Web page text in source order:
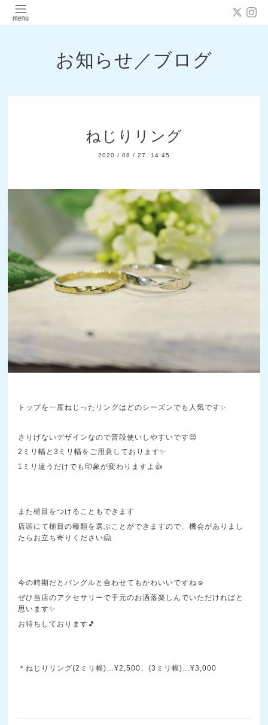
お知らせ／ブログ
ねじりリング
2020 / 08 / 27 14:45
トップを一度ねじったリングはどのシーズンでも人気です✨
さりげないデザインなので普段使いしやすいです😌
2ミリ幅と3ミリ幅をご用意しております✨
1ミリ違うだけでも印象が変わりますよ👍
また槌目をつけることもできます
店頭にて槌目の種類を選ぶことができますので、機会がありまし
たらお立ち寄りください🤗
今の時期だとバングルと合わせてもかわいいですね☺️
ぜひ当店のアクセサリーで手元のお洒落楽しんでいただければと
思います✨
お待ちしております🎵
＊ねじりリング(2ミリ幅)…¥2,500、(3ミリ幅)…¥3,000